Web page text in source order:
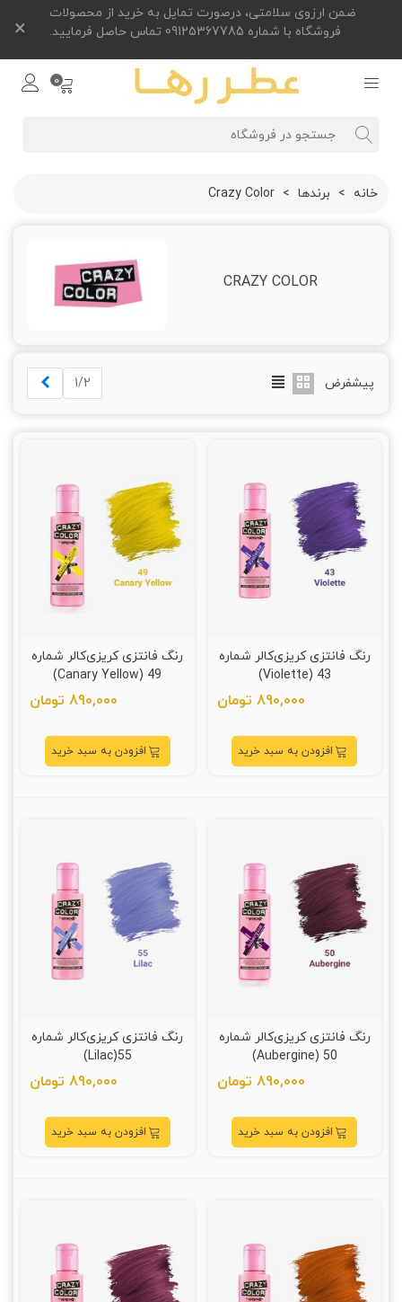
ضمن ارزوی سلامتی، درصورت تمایل به خرید از محصولات
فروشگاه با شماره 09125367785 تماس حاصل فرمایید.
×
0
خانه > برندها >
Crazy Color
CRAZY COLOR
پیشفرض 1/2
رنگ فانتزی کریزی‌کالر شماره
43 (Violette)
890,000 تومان
افزودن به سبد خرید
رنگ فانتزی کریزی‌کالر شماره
49 (Canary Yellow)
890,000 تومان
افزودن به سبد خرید
رنگ فانتزی کریزی‌کالر شماره
50 (Aubergine)
890,000 تومان
افزودن به سبد خرید
رنگ فانتزی کریزی‌کالر شماره
55(Lilac)
890,000 تومان
افزودن به سبد خرید